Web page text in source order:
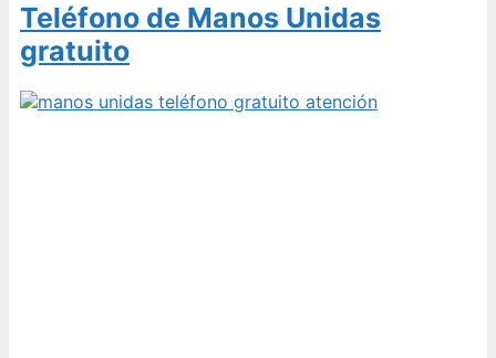
Teléfono de Manos Unidas
gratuito